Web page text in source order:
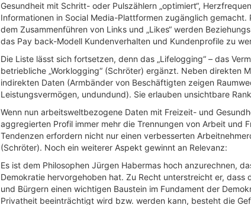
Gesundheit mit Schritt- oder Pulszählern „optimiert“,
Informationen in Social Media-Plattformen zugänglich
dem Zusammenführen von Links und „Likes“ werden
das Pay back-Modell Kundenverhalten und Kundenprofile zu
Die Liste lässt sich fortsetzen, denn das „Lifelogging“ – das
betriebliche „Worklogging“ (Schröter) ergänzt. Neben direkten
indirekten Daten (Armbänder von Beschäftigten zeigen
Leistungsvermögen, undundund). Sie erlauben unsichtbare
Wenn nun arbeitsweltbezogene Daten mit Freizeit- und
aggregierten Profil immer mehr die Trennungen von Arbeit und
Tendenzen erfordern nicht nur einen verbesserten
(Schröter). Noch ein weiterer Aspekt gewinnt an Relevanz:
Es ist dem Philosophen Jürgen Habermas hoch anzurechnen,
Demokratie hervorgehoben hat. Zu Recht unterstreicht er,
und Bürgern einen wichtigen Baustein im Fundament der
Privatheit beeinträchtigt wird bzw. werden kann, besteht die